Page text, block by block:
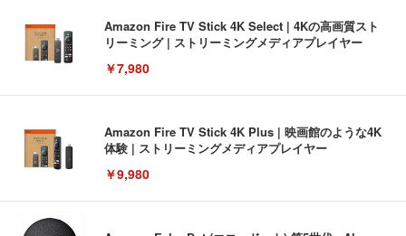
Amazon Fire TV Stick 4K Select | 4Kの高画質スト
リーミング | ストリーミングメディアプレイヤー
￥7,980
Amazon Fire TV Stick 4K Plus | 映画館のような4K
体験 | ストリーミングメディアプレイヤー
￥9,980